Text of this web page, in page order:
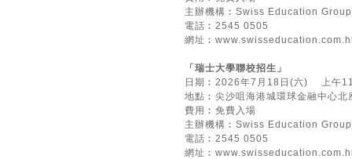
主辦機構︰Swiss Education Group
電話︰2545 0505
網址︰
「瑞士大學聯校招生」
日期︰2026年7月18日(六) 上午
地點︰尖沙咀海港城環球金融中心北
費用︰免費入場
主辦機構︰Swiss Education Group
電話︰2545 0505
網址︰